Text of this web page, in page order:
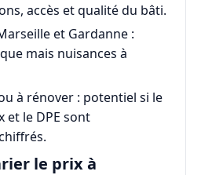
accès et qualité du bâti.
et Gardanne :
mais nuisances à
à rénover : potentiel si le
et le DPE sont
le prix à